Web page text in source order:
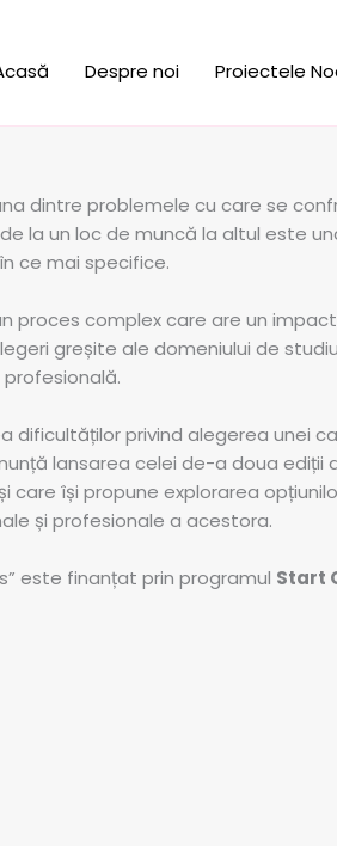
Despre noi Proiectele
dintre problemele cu care se
la un loc de muncă la altul este
ce mai specifice.
proces complex care are un
greșite ale domeniului de
dificultăților privind alegerea unei
lansarea celei de-a doua ediții
care își propune explorarea
și profesionale a acestora.
este finanțat prin programul Start